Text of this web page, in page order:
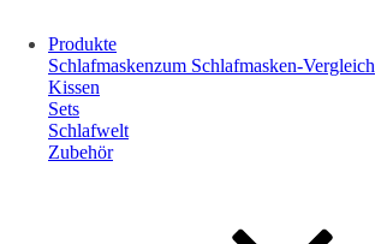
Produkte
Schlafmasken
Kissen
Sets
Schlafwelt
Zubehör
zum Schlafmasken-Vergleich